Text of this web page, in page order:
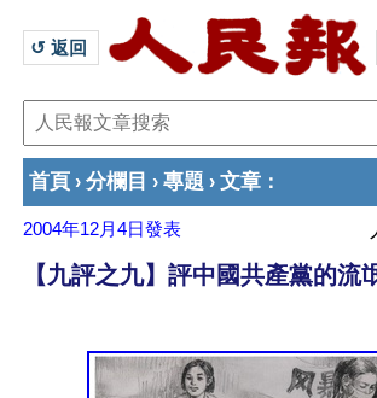
↺ 返回
首頁 › 分欄目 › 專題 › 文章 ：
2004年12月4日發表
【九評之九】評中國共產黨的流